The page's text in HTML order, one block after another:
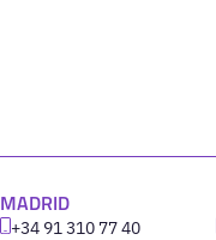
MADRID
+34 91 310 77 40